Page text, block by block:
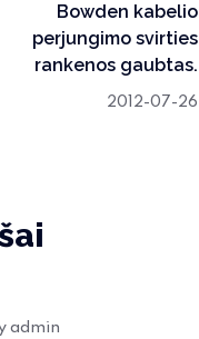
Bowden kabelio
perjungimo svirties
rankenos gaubtas.
2012-07-26
admin